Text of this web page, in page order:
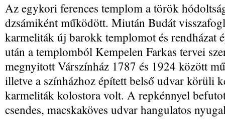
Az egykori ferences templom a török
dzsámiként működött. Miután Budát
karmeliták új barokk templomot és rendházat
után a templomból Kempelen Farkas tervei
megnyitott Várszínház 1787 és 1924 között
illetve a színházhoz épített belső udvar körüli
karmeliták kolostora volt. A repkénnyel
csendes, macskaköves udvar hangulatos